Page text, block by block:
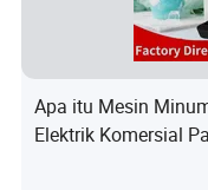
Apa itu Mesin
Elektrik Komersial